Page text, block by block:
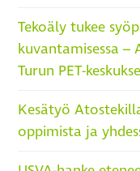
Tekoäly tukee
kuvantamisessa
Turun PET-
Kesätyö
oppimista ja